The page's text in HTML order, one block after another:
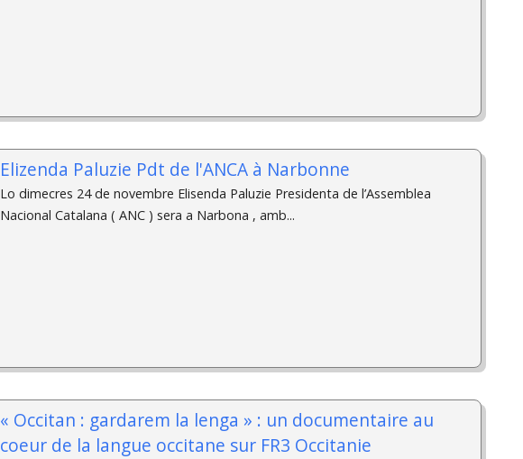
Elizenda Paluzie Pdt de l'ANCA à Narbonne
Lo dimecres 24 de novembre Elisenda Paluzie Presidenta de l’Assemblea
Nacional Catalana ( ANC ) sera a Narbona , amb...
« Occitan : gardarem la lenga » : un documentaire au
coeur de la langue occitane sur FR3 Occitanie